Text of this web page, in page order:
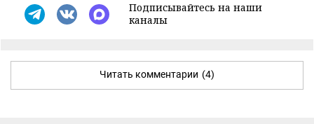
Подписывайтесь на наши
каналы
Читать комментарии (4)